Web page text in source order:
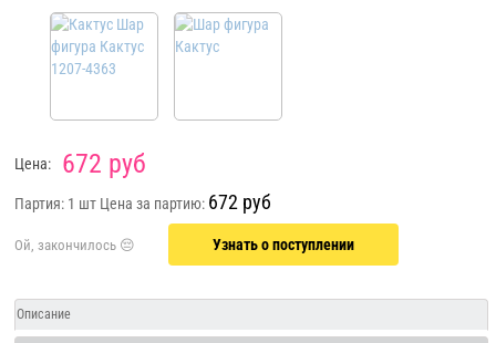
Цена: 672 руб
Партия: 1 шт Цена за партию: 672 руб
Узнать о поступлении
Описание